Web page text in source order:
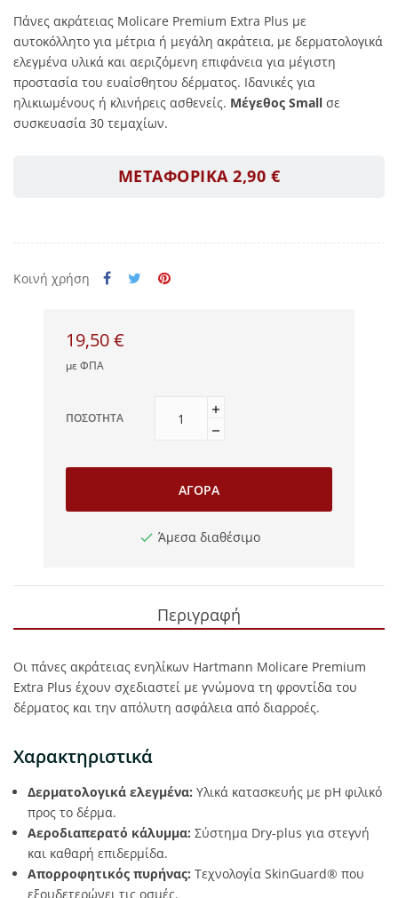
Πάνες ακράτειας Molicare Premium Extra Plus με
αυτοκόλλητο για μέτρια ή μεγάλη ακράτεια, με δερματολογικά
ελεγμένα υλικά και αεριζόμενη επιφάνεια για μέγιστη
προστασία του ευαίσθητου δέρματος. Ιδανικές για
ηλικιωμένους ή κλινήρεις ασθενείς. Μέγεθος Small σε
συσκευασία 30 τεμαχίων.
ΜΕΤΑΦΟΡΙΚΑ 2,90 €
Κοινή χρήση
19,50 €
με ΦΠΑ
ΠΟΣΌΤΗΤΑ
ΑΓΟΡΆ
Άμεσα διαθέσιμο
Περιγραφή
Οι πάνες ακράτειας ενηλίκων Hartmann Molicare Premium
Extra Plus έχουν σχεδιαστεί με γνώμονα τη φροντίδα του
δέρματος και την απόλυτη ασφάλεια από διαρροές.
Χαρακτηριστικά
Δερματολογικά ελεγμένα: Υλικά κατασκευής με pH φιλικό
προς το δέρμα.
Αεροδιαπερατό κάλυμμα: Σύστημα Dry-plus για στεγνή
και καθαρή επιδερμίδα.
Απορροφητικός πυρήνας: Τεχνολογία SkinGuard® που
εξουδετερώνει τις οσμές.